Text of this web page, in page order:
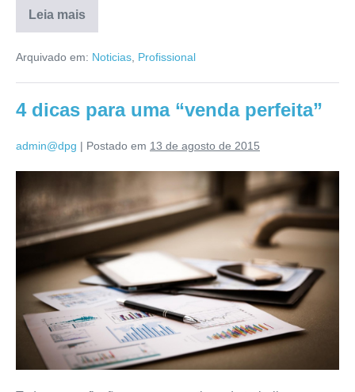
Leia mais
Arquivado em: Noticias Profissional
4 dicas para uma “venda perfeita”
admin@dpg | Postado em 13 de agosto de 2015